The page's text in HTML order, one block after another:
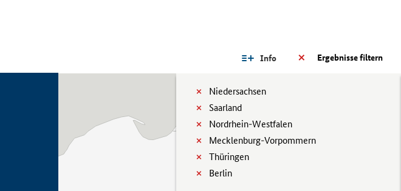
Ergebnisse filtern
Info
Niedersachsen
Saarland
Nordrhein-Westfalen
Mecklenburg-Vorpommern
Thüringen
Berlin